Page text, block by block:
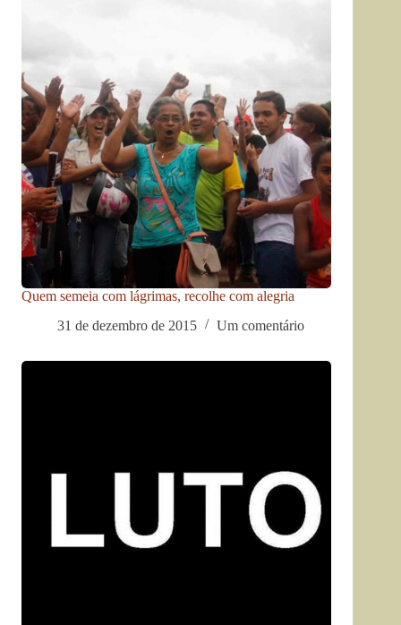
Quem semeia com lágrimas, recolhe com alegria
31 de dezembro de 2015
Um comentário